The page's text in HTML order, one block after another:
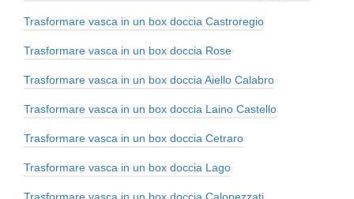
Trasformare vasca in un box doccia Castroregio
Trasformare vasca in un box doccia Rose
Trasformare vasca in un box doccia Aiello Calabro
Trasformare vasca in un box doccia Laino Castello
Trasformare vasca in un box doccia Cetraro
Trasformare vasca in un box doccia Lago